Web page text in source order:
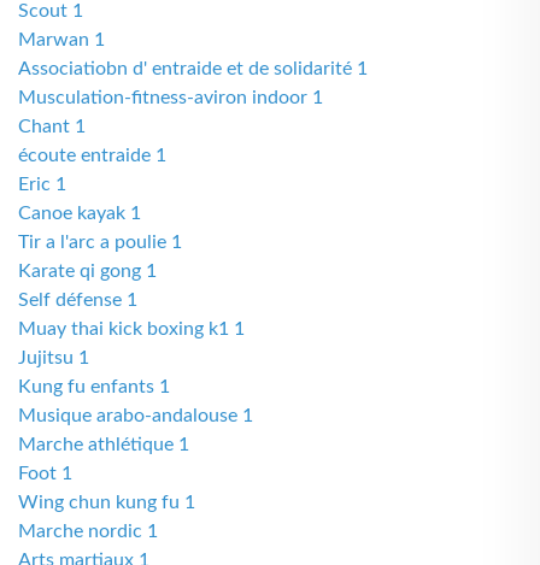
Scout 1
Marwan 1
Associatiobn d' entraide et de solidarité 1
Musculation-fitness-aviron indoor 1
Chant 1
écoute entraide 1
Eric 1
Canoe kayak 1
Tir a l'arc a poulie 1
Karate qi gong 1
Self défense 1
Muay thai kick boxing k1 1
Jujitsu 1
Kung fu enfants 1
Musique arabo-andalouse 1
Marche athlétique 1
Foot 1
Wing chun kung fu 1
Marche nordic 1
Arts martiaux 1